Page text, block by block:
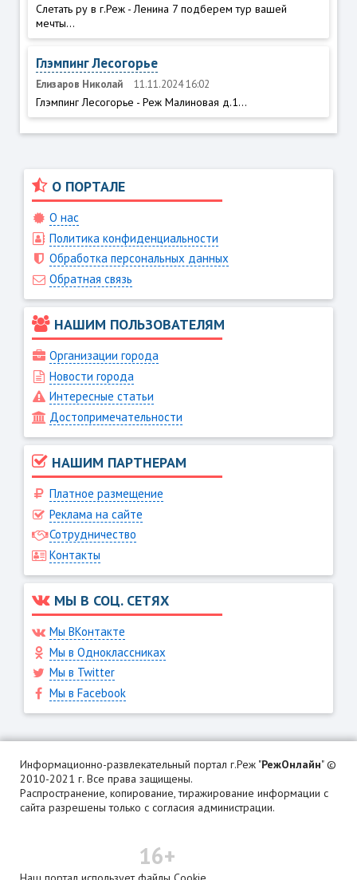
Слетать ру в г.Реж - Ленина 7 подберем тур вашей
мечты...
Глэмпинг Лесогорье
Елизаров Николай 11.11.2024 16:02
Глэмпинг Лесогорье - Реж Малиновая д.1...
О ПОРТАЛЕ
О нас
Политика конфиденциальности
Обработка персональных данных
Обратная связь
НАШИМ ПОЛЬЗОВАТЕЛЯМ
Организации города
Новости города
Интересные статьи
Достопримечательности
НАШИМ ПАРТНЕРАМ
Платное размещение
Реклама на сайте
Сотрудничество
Контакты
МЫ В СОЦ. СЕТЯХ
Мы ВКонтакте
Мы в Одноклассниках
Мы в Twitter
Мы в Facebook
Информационно-развлекательный портал г.Реж "РежОнлайн" ©
2010-2021 г. Все права защищены.
Распространение, копирование, тиражирование информации с
сайта разрешены только с согласия администрации.
16+